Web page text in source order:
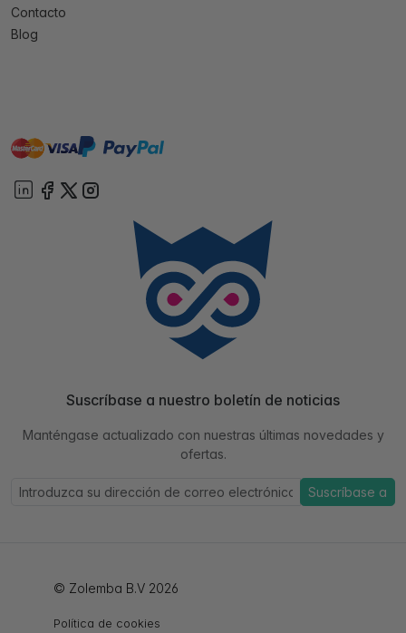
Contacto
Blog
mastervisa paypal
Suscríbase a nuestro boletín de noticias
Manténgase actualizado con nuestras últimas novedades y
ofertas.
Suscríbase a
© Zolemba B.V 2026
Política de cookies